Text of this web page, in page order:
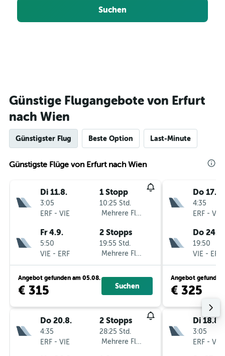
Suchen
Günstige Flugangebote von Erfurt
nach Wien
Günstigster Flug Beste Option Last-Minute
Günstigste Flüge von Erfurt nach Wien
Di 11.8.
3:05
ERF - VIE
1 Stopp
10:25 Std.
Mehrere Fluglinien
Fr 4.9.
5:50
VIE - ERF
2 Stopps
19:55 Std.
Mehrere Fluglinien
Angebot gefunden am 05.08.
€ 315 Suchen
Do 20.8.
4:35
ERF - VIE
2 Stopps
28:25 Std.
Mehrere Fluglinien
Do 17.9.
4:35
ERF - VIE
Do 24.9.
19:50
VIE - ERF
Angebot gefunden
€ 325
Di 18.8.
3:05
ERF - VIE